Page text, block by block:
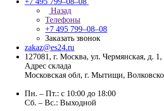
Назад
Телефоны
+7 495 799–08–08
Заказать звонок
zakaz@es24.ru
127081, г. Москва, ул. Чермянская, д.
Адрес склада
Московская обл, г. Мытищи,
Пн. – Пт.: с 10:00 до 18:00
Сб. – Вс.: Выходной